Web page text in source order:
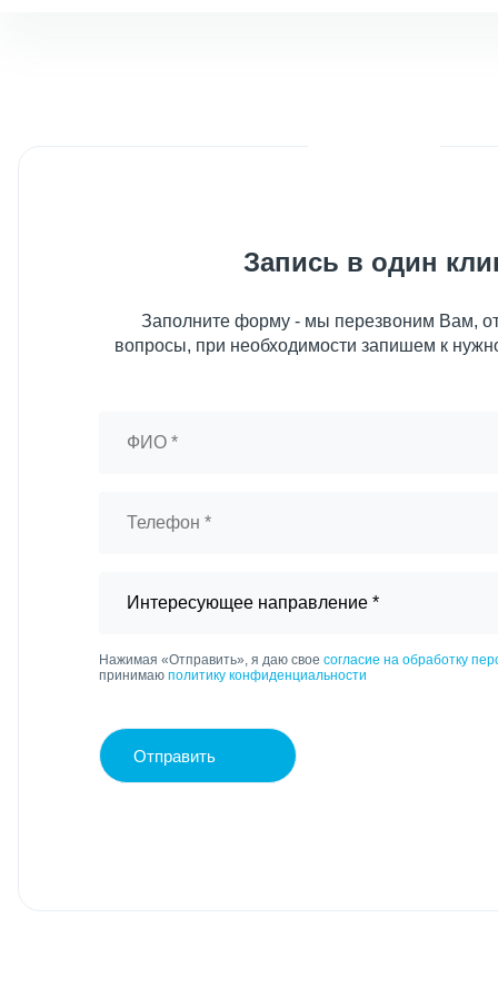
Запись в один
Заполните форму - мы перезвоним Вам,
вопросы, при необходимости запишем к
Нажимая «Отправить», я даю свое согласие на обработку
принимаю политику конфиденциальности
Отправить